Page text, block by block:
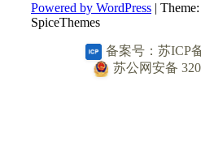
Powered by WordPress | Theme:
SpiceThemes
备案号：苏ICP
苏公网安备